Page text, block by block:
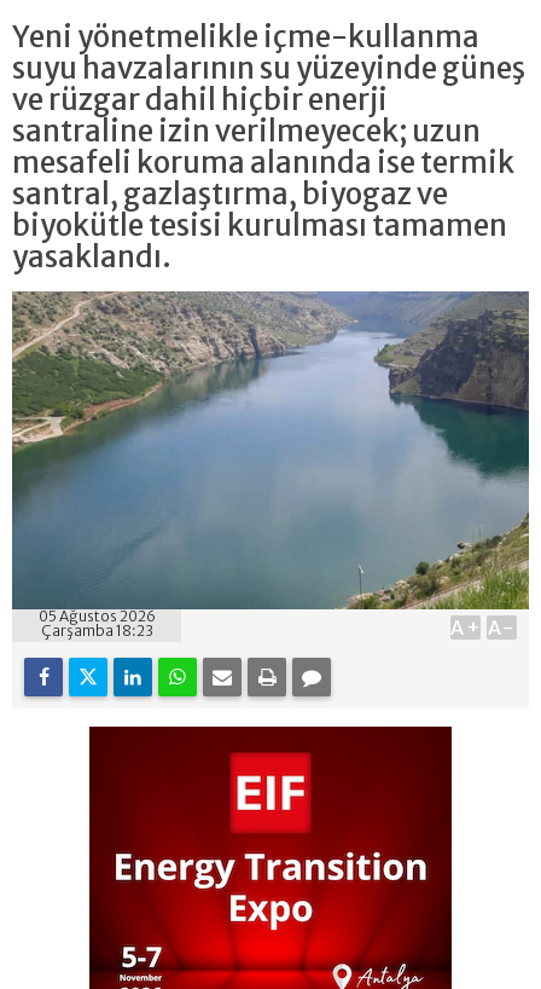
Yeni yönetmelikle içme-kullanma
suyu havzalarının su yüzeyinde güneş
ve rüzgar dahil hiçbir enerji
santraline izin verilmeyecek; uzun
mesafeli koruma alanında ise termik
santral, gazlaştırma, biyogaz ve
biyokütle tesisi kurulması tamamen
yasaklandı.
05 Ağustos 2026
Çarşamba 18:23
A+ A-